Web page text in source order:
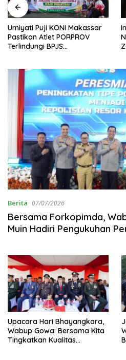
Umiyati Puji KONI Makassar
Pastikan Atlet PORPROV
Terlindungi BPJS
Berita 07/07/2026
Bersama Forkopimda,
Muin Hadiri Pengukuhan
Upacara Hari Bhayangkara,
Wabup Gowa: Bersama Kita
Tingkatkan Kualitas